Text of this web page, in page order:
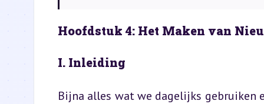
Hoofdstuk 4: Het Maken van
I. Inleiding
Bijna alles wat we dagelijks gebruiken